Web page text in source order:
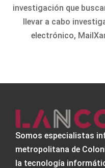
investigación que
llevar a cabo
electrónico,
Somos especialistas
metropolitana de
la tecnología